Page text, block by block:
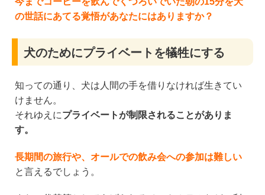
の世話にあてる覚悟があなたにはありますか？
犬のためにプライベートを犠牲にする
知っての通り、犬は人間の手を借りなければ生きてい
けません。
それゆえにプライベートが制限されることがありま
す。
長期間の旅行や、オールでの飲み会への参加は難しい
と言えるでしょう。